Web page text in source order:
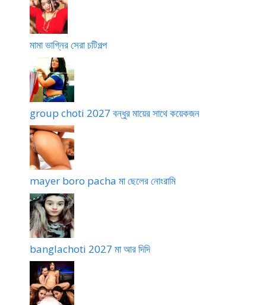
মামা ভাগ্নির সেরা চটিগল্প
group choti 2027 বন্ধুর মায়ের সাথে কয়েকজন
mayer boro pacha মা ছেলের নোংরামি
banglachoti 2027 মা আর দিদি